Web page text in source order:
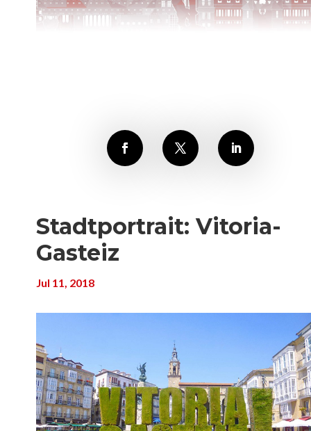
Stadtportrait: Vitoria-
Gasteiz
Jul 11, 2018